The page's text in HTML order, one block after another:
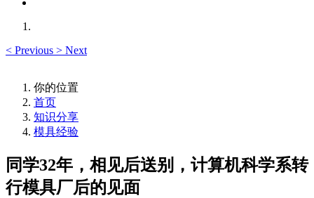
< Previous > Next
你的位置
首页
知识分享
模具经验
同学32年，相见后送别，计算机科学系转
行模具厂后的见面